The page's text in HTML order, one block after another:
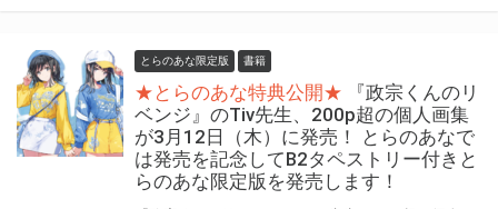
とらのあな限定版 書籍
★とらのあな特典公開★
『政宗くんのリ
ベンジ』のTiv先生、200p超の個人画集
が3月12日（木）に発売！ とらのあなで
は発売を記念してB2タペストリー付きと
らのあな限定版を発売します！